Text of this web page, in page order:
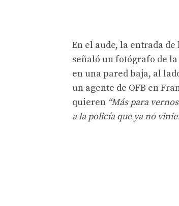
En el aude, la entrada
señaló un fotógrafo de la
en una pared baja, al
un agente de OFB en
quieren “Más para
a la policía que ya no